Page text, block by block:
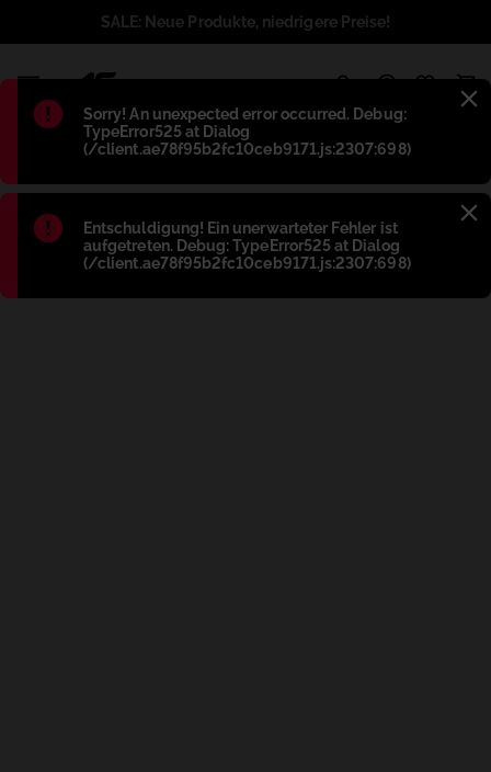
Błąd:
Sorry! An unexpected error occurred. Debug:
TypeError525 at Dialog
(/client.ae78f95b2fc10ceb9171.js:2307:698)
Błąd:
Entschuldigung! Ein unerwarteter Fehler ist
aufgetreten. Debug: TypeError525 at Dialog
(/client.ae78f95b2fc10ceb9171.js:2307:698)
SALE: Neue Produkte, niedrigere Preise!